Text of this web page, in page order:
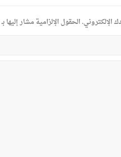
الإلكتروني.الحقول الإلزامية مشار إليها بـ